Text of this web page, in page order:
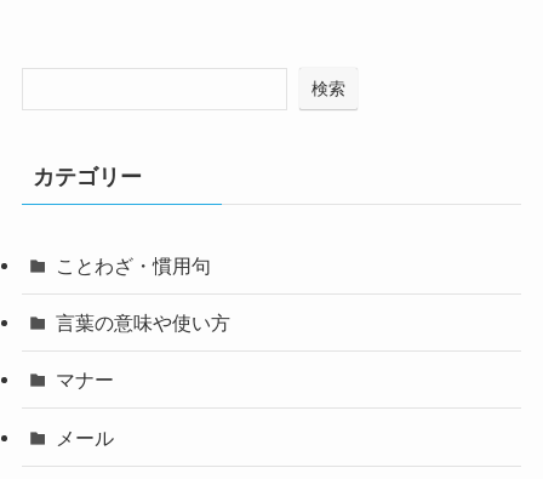
検索
カテゴリー
ことわざ・慣用句
言葉の意味や使い方
マナー
メール